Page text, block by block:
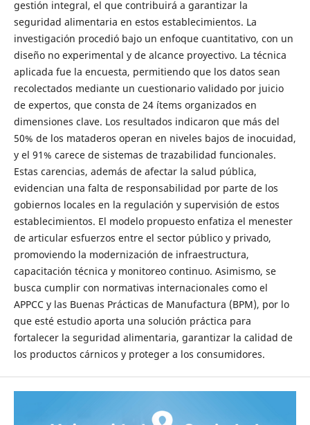
gestión integral, el que contribuirá a garantizar la
seguridad alimentaria en estos establecimientos. La
investigación procedió bajo un enfoque cuantitativo, con un
diseño no experimental y de alcance proyectivo. La técnica
aplicada fue la encuesta, permitiendo que los datos sean
recolectados mediante un cuestionario validado por juicio
de expertos, que consta de 24 ítems organizados en
dimensiones clave. Los resultados indicaron que más del
50% de los mataderos operan en niveles bajos de inocuidad,
y el 91% carece de sistemas de trazabilidad funcionales.
Estas carencias, además de afectar la salud pública,
evidencian una falta de responsabilidad por parte de los
gobiernos locales en la regulación y supervisión de estos
establecimientos. El modelo propuesto enfatiza el menester
de articular esfuerzos entre el sector público y privado,
promoviendo la modernización de infraestructura,
capacitación técnica y monitoreo continuo. Asimismo, se
busca cumplir con normativas internacionales como el
APPCC y las Buenas Prácticas de Manufactura (BPM), por lo
que esté estudio aporta una solución práctica para
fortalecer la seguridad alimentaria, garantizar la calidad de
los productos cárnicos y proteger a los consumidores.